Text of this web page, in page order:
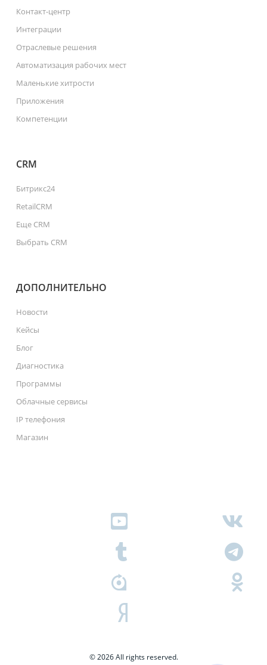
Контакт-центр
Интеграции
Отраслевые решения
Автоматизация рабочих мест
Маленькие хитрости
Приложения
Компетенции
CRM
Битрикс24
RetailCRM
Еще CRM
Выбрать CRM
ДОПОЛНИТЕЛЬНО
Новости
Кейсы
Блог
Диагностика
Программы
Облачные сервисы
IP телефония
Магазин
© 2026 All rights reserved.